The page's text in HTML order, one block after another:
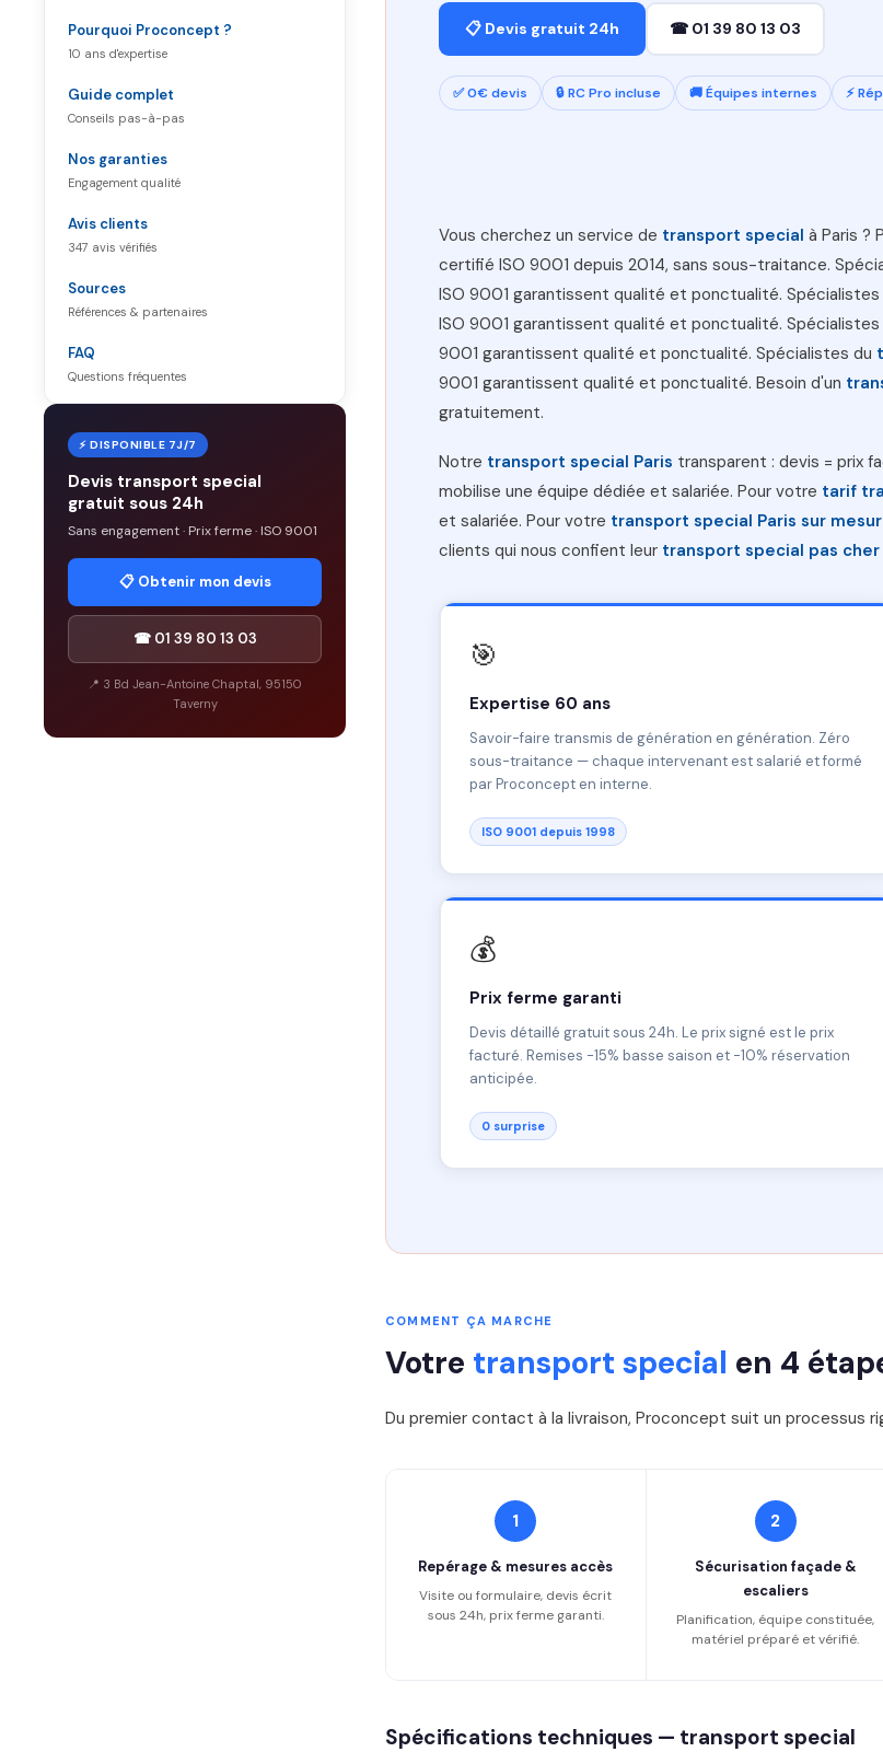
Pourquoi Proconcept ?
10 ans d'expertise
Guide complet
Conseils pas-à-pas
Nos garanties
Engagement qualité
Avis clients
347 avis vérifiés
Sources
Références & partenaires
FAQ
Questions fréquentes
⚡ DISPONIBLE 7J/7
Devis transport special
gratuit sous 24h
Sans engagement · Prix ferme · ISO 9001
📋 Obtenir mon devis
☎ 01 39 80 13 03
📍 3 Bd Jean-Antoine Chaptal, 95150
Taverny
📋 Devis gratuit 24h ☎ 01 39 80 13 03
✅ 0€ devis 🔒 RC Pro incluse 🚚 Équipes internes ⚡
Vous cherchez un service de transport special à Paris ?
certifié ISO 9001 depuis 2014, sans sous-traitance.
ISO 9001 garantissent qualité et ponctualité. Spécialistes
ISO 9001 garantissent qualité et ponctualité. Spécialistes
9001 garantissent qualité et ponctualité. Spécialistes du
9001 garantissent qualité et ponctualité. Besoin d'un
gratuitement.
Notre transport special Paris transparent : devis = prix
mobilise une équipe dédiée et salariée. Pour votre tarif
et salariée. Pour votre transport special Paris sur
clients qui nous confient leur transport special pas cher
🎯
Expertise 60 ans
Savoir-faire transmis de génération en génération. Zéro
sous-traitance — chaque intervenant est salarié et formé
par Proconcept en interne.
ISO 9001 depuis 1998
💰
Prix ferme garanti
Devis détaillé gratuit sous 24h. Le prix signé est le prix
facturé. Remises -15% basse saison et -10% réservation
anticipée.
0 surprise
COMMENT ÇA MARCHE
Votre transport special en 4
Du premier contact à la livraison, Proconcept suit un processus
1
Repérage & mesures accès
Visite ou formulaire, devis écrit
sous 24h, prix ferme garanti.
2
Sécurisation façade &
escaliers
Planification, équipe constituée,
matériel préparé et vérifié.
Spécifications techniques — transport special